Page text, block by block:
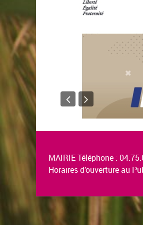
MAIRIE Téléphone :
Horaires d’ouverture au